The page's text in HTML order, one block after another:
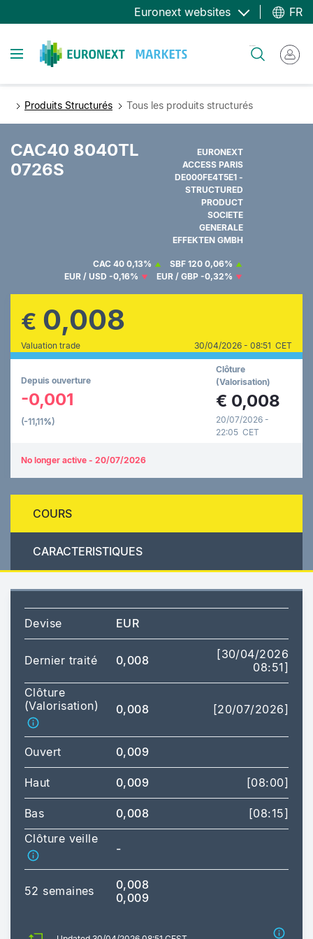
au
principal
Euronext websites FR
Toggle navigation
Produits Structurés Tous les produits structurés
CAC40 8040TL
0726S
EURONEXT
ACCESS PARIS
DE000FE4T5E1 -
STRUCTURED
PRODUCT
SOCIETE
GENERALE
EFFEKTEN GMBH
CAC 40 0,13% SBF 120 0,06%
EUR / USD -0,16% EUR / GBP -0,32%
€ 0,008
Valuation trade 30/04/2026 - 08:51 CET
Depuis ouverture
-0,001
(-11,11%)
Clôture
(Valorisation)
€ 0,008
20/07/2026 -
22:05 CET
No longer active - 20/07/2026
COURS
CARACTERISTIQUES
Devise EUR
Dernier traité 0,008
[30/04/2026
08:51]
Clôture
(Valorisation)
0,008 [20/07/2026]
Ouvert 0,009
Haut 0,009 [08:00]
Bas 0,008
[08:15]
Clôture veille
-
52 semaines
0,008
0,009